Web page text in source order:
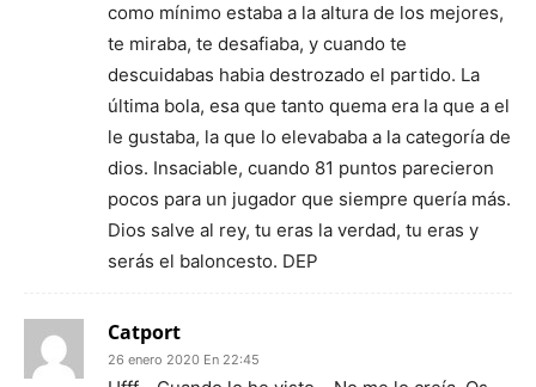
como mínimo estaba a la altura de los mejores,
te miraba, te desafiaba, y cuando te
descuidabas habia destrozado el partido. La
última bola, esa que tanto quema era la que a el
le gustaba, la que lo elevababa a la categoría de
dios. Insaciable, cuando 81 puntos parecieron
pocos para un jugador que siempre quería más.
Dios salve al rey, tu eras la verdad, tu eras y
serás el baloncesto. DEP
Catport
26 enero 2020 En 22:45